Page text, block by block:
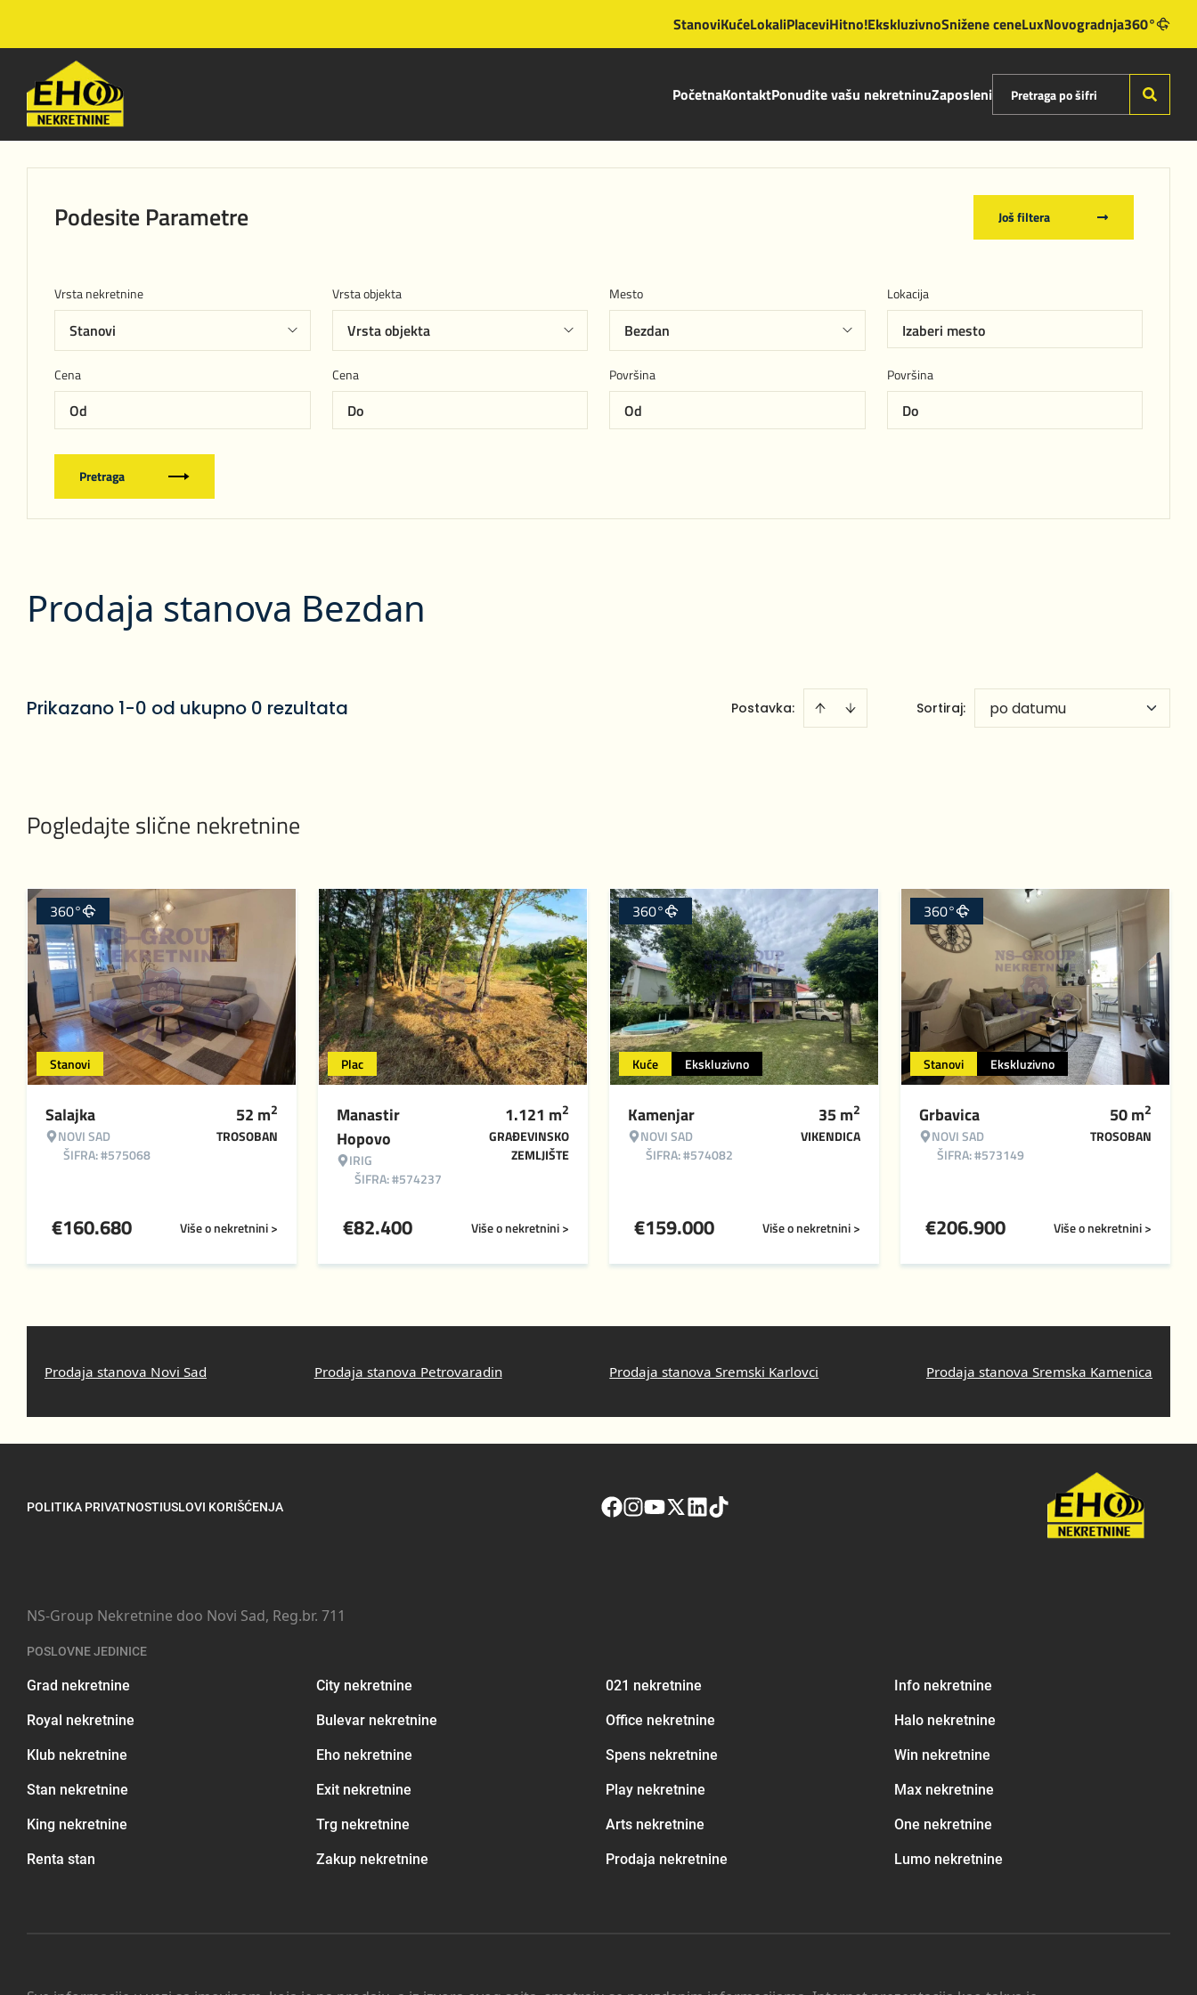
StanoviKućeLokaliPlaceviHitno!EkskluzivnoSnižene ceneLuxNovogradnja360°
PočetnaKontaktPonudite vašu nekretninuZaposleni
Podesite Parametre Još filtera
Vrsta nekretnine Vrsta objekta Mesto Lokacija
Izaberi mesto
Cena Cena Površina Površina
Pretraga
Prodaja stanova Bezdan
Prikazano 1-0 od ukupno 0 rezultata Postavka: Sortiraj: po datumu
Pogledajte slične nekretnine
Stanovi
360°
Salajka
NOVI SAD
ŠIFRA: #575068
52 m2
TROSOBAN
Više o nekretnini >
€160.680
Plac
Manastir
Hopovo
IRIG
ŠIFRA: #574237
1.121 m2
GRAĐEVINSKO
ZEMLJIŠTE
Više o nekretnini >
€82.400
Kuće Ekskluzivno
360°
Kamenjar
NOVI SAD
ŠIFRA: #574082
35m2
VIKENDICA
Više o nekretnini >
€159.000
Stanovi Ekskluzivno
360°
Grbavica
NOVI SAD
ŠIFRA: #573149
50m2
TROSOBAN
Više o nekretnini >
€206.900
Prodaja stanova Novi Sad Prodaja stanova Petrovaradin Prodaja stanova Sremski Karlovci Prodaja stanova Sremska Kamenica
POLITIKA PRIVATNOSTIUSLOVI KORIŠĆENJA
NS-Group Nekretnine doo Novi Sad, Reg.br. 711
POSLOVNE JEDINICE
Grad nekretnine City nekretnine 021 nekretnine Info nekretnine
Royal nekretnine Bulevar nekretnine Office nekretnine Halo nekretnine
Klub nekretnine Eho nekretnine Spens nekretnine Win nekretnine
Stan nekretnine Exit nekretnine Play nekretnine Max nekretnine
King nekretnine Trg nekretnine Arts nekretnine One nekretnine
Renta stan Zakup nekretnine Prodaja nekretnine Lumo nekretnine